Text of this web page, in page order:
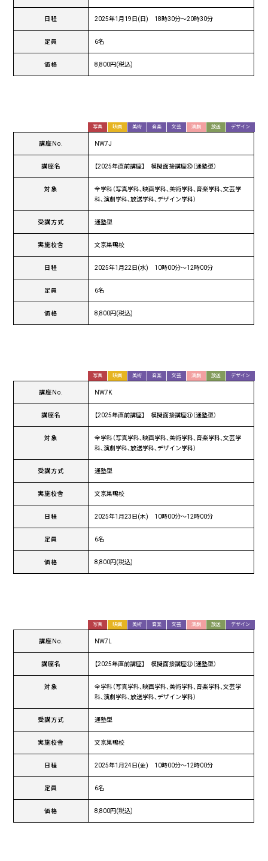
日程 2025年1月19日(日) 18時30分〜20時30分
定員 6名
価格 8,800円(税込)
写真 映画 美術 音楽 文芸 演劇 放送 デザイン
講座No. NW7J
講座名 【2025年直前講座】 模擬面接講座⑩（通塾型）
対象
全学科（写真学科、映画学科、美術学科、音楽学科、文芸学
科、演劇学科、放送学科、デザイン学科）
受講方式 通塾型
実施校舎 文京巣鴨校
日程 2025年1月22日(水) 10時00分〜12時00分
定員 6名
価格 8,800円(税込)
写真 映画 美術 音楽 文芸 演劇 放送 デザイン
講座No. NW7K
講座名 【2025年直前講座】 模擬面接講座⑪（通塾型）
対象
全学科（写真学科、映画学科、美術学科、音楽学科、文芸学
科、演劇学科、放送学科、デザイン学科）
受講方式 通塾型
実施校舎 文京巣鴨校
日程 2025年1月23日(木) 10時00分〜12時00分
定員 6名
価格 8,800円(税込)
写真 映画 美術 音楽 文芸 演劇 放送 デザイン
講座No. NW7L
講座名 【2025年直前講座】 模擬面接講座⑫（通塾型）
対象
全学科（写真学科、映画学科、美術学科、音楽学科、文芸学
科、演劇学科、放送学科、デザイン学科）
受講方式 通塾型
実施校舎 文京巣鴨校
日程 2025年1月24日(金) 10時00分〜12時00分
定員 6名
価格 8,800円(税込)